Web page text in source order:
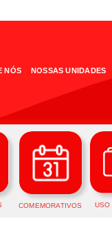
NÓS NOSSAS UNIDADES
COMEMORATIVOS USO